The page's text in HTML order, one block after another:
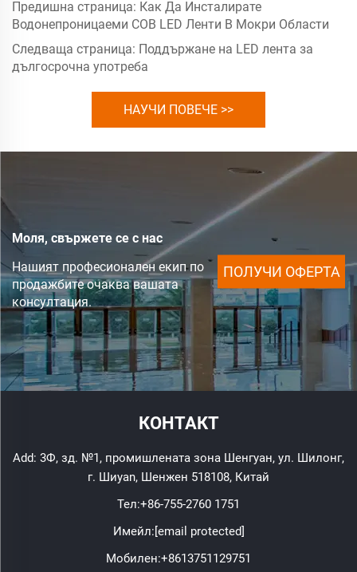
Предишна страница: Как Да Инсталирате
Водонепроницаеми COB LED Ленти В Мокри Области
Следваща страница: Поддържане на LED лента за
дългосрочна употреба
НАУЧИ ПОВЕЧЕ >>
Моля, свържете се с нас
Нашият професионален екип по
продажбите очаква вашата
консултация.
ПОЛУЧИ ОФЕРТА
КОНТАКТ
Add: 3Ф, зд. №1, промишлената зона Шенгуан, ул. Шилонг,
г. Шиyan, Шенжен 518108, Китай
Тел:+86-755-2760 1751
Имейл:[email protected]
Мобилен:+8613751129751